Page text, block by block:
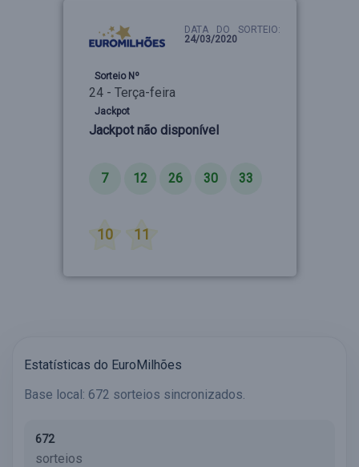
DATA DO SORTEIO:
24/03/2020
Sorteio Nº
24 - Terça-feira
Jackpot
Jackpot não disponível
7 12 26 30 33
10 11
Estatísticas do EuroMilhões
Base local: 672 sorteios sincronizados.
672
sorteios